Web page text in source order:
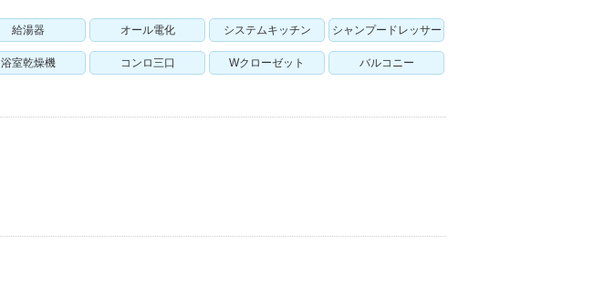
給湯器 オール電化 システムキッチン シャンプードレッサー
浴室乾燥機 コンロ三口 Wクローゼット バルコニー